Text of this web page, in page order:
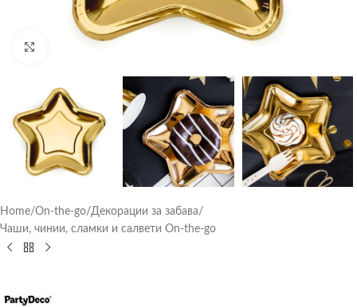
Home/On-the-go/Декорации за забава/
Чаши, чинии, сламки и салвети On-the-go